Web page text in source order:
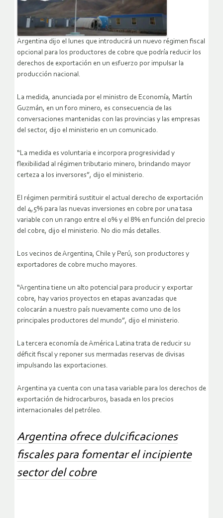
Argentina dijo el lunes que introducirá un nuevo régimen fiscal
opcional para los productores de cobre que podría reducir los
derechos de exportación en un esfuerzo por impulsar la
producción nacional.
La medida, anunciada por el ministro de Economía, Martín
Guzmán, en un foro minero, es consecuencia de las
conversaciones mantenidas con las provincias y las empresas
del sector, dijo el ministerio en un comunicado.
“La medida es voluntaria e incorpora progresividad y
flexibilidad al régimen tributario minero, brindando mayor
certeza a los inversores”, dijo el ministerio.
El régimen permitirá sustituir el actual derecho de exportación
del 4,5% para las nuevas inversiones en cobre por una tasa
variable con un rango entre el 0% y el 8% en función del precio
del cobre, dijo el ministerio. No dio más detalles.
Los vecinos de Argentina, Chile y Perú, son productores y
exportadores de cobre mucho mayores.
“Argentina tiene un alto potencial para producir y exportar
cobre, hay varios proyectos en etapas avanzadas que
colocarán a nuestro país nuevamente como uno de los
principales productores del mundo”, dijo el ministerio.
La tercera economía de América Latina trata de reducir su
déficit fiscal y reponer sus mermadas reservas de divisas
impulsando las exportaciones.
Argentina ya cuenta con una tasa variable para los derechos de
exportación de hidrocarburos, basada en los precios
internacionales del petróleo.
Argentina ofrece dulcificaciones
fiscales para fomentar el incipiente
sector del cobre